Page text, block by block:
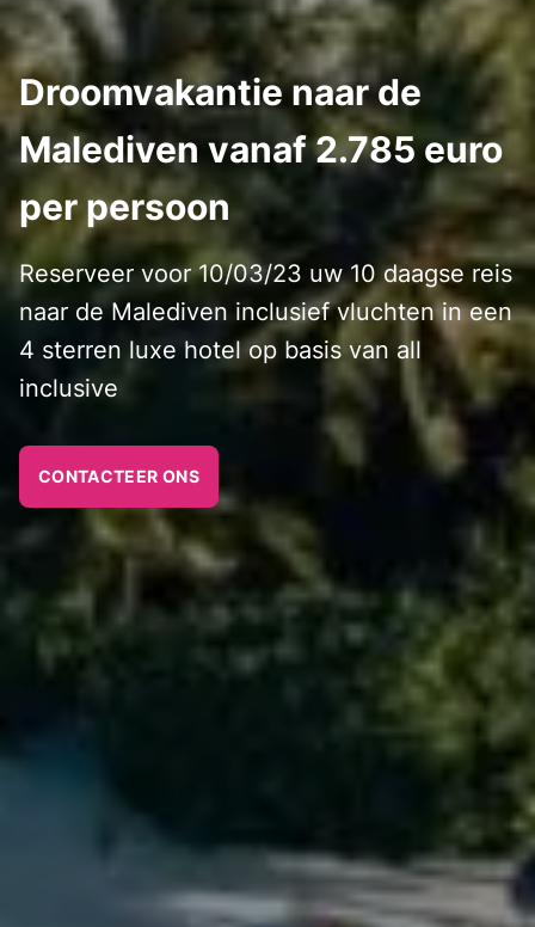
Droomvakantie naar de
Malediven vanaf 2.785 euro
per persoon
Reserveer voor 10/03/23 uw 10 daagse reis
naar de Malediven inclusief vluchten in een
4 sterren luxe hotel op basis van all
inclusive
CONTACTEER ONS